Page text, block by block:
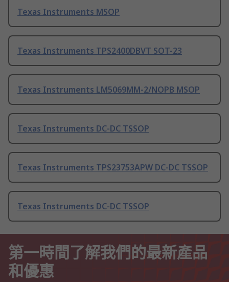
Texas Instruments MSOP
Texas Instruments TPS2400DBVT SOT-23
Texas Instruments LM5069MM-2/NOPB MSOP
Texas Instruments DC-DC TSSOP
Texas Instruments TPS23753APW DC-DC TSSOP
Texas Instruments DC-DC TSSOP
第一時間了解我們的最新產品
和優惠